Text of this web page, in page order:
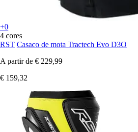
+0
4 cores
RST Casaco de mota Tractech Evo D3O
A partir de € 229,99
€ 159,32